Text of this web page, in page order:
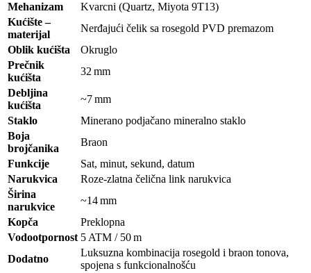
Mehanizam
Kvarcni (Quartz, Miyota 9T13)
Kućište –
materijal
Nerđajući čelik sa rosegold PVD premazom
Oblik kućišta
Okruglo
Prečnik
kućišta
32 mm
Debljina
kućišta
~7 mm
Staklo
Minerano podjačano mineralno staklo
Boja
brojčanika
Braon
Funkcije
Sat, minut, sekund, datum
Narukvica
Roze-zlatna čelična link narukvica
Širina
narukvice
~14 mm
Kopča
Preklopna
Vodootpornost 5 ATM / 50 m
Dodatno
Luksuzna kombinacija rosegold i braon tonova,
spojena s funkcionalnošću